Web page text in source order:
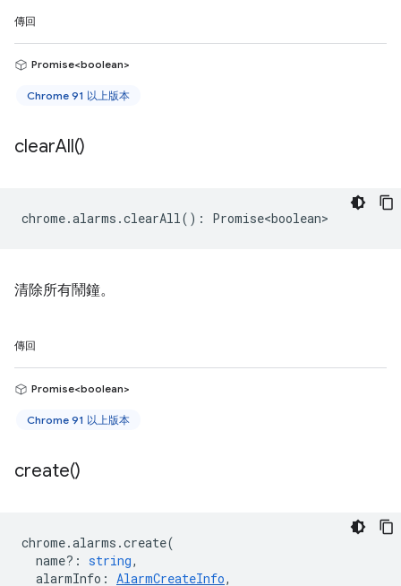
傳回
Promise<boolean>
Chrome 91 以上版本
clearAll()
chrome.alarms .clearAll() : Promise<boolean>
清除所有鬧鐘。
傳回
Promise<boolean>
Chrome 91 以上版本
create()
chrome.alarms .create(
name? : string,
alarmInfo : AlarmCreateInfo,